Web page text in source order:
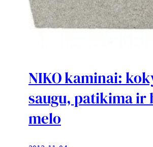
NIKO kaminai:
saugu, patikima ir
melo